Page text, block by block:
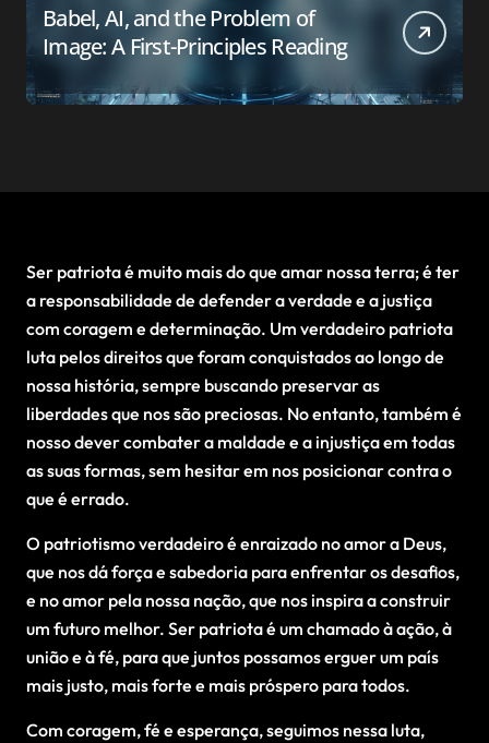
Babel, AI, and the Problem of
Image: A First-Principles Reading
Ser patriota é muito mais do que amar nossa terra; é ter
a responsabilidade de defender a verdade e a justiça
com coragem e determinação. Um verdadeiro patriota
luta pelos direitos que foram conquistados ao longo de
nossa história, sempre buscando preservar as
liberdades que nos são preciosas. No entanto, também é
nosso dever combater a maldade e a injustiça em todas
as suas formas, sem hesitar em nos posicionar contra o
que é errado.
O patriotismo verdadeiro é enraizado no amor a Deus,
que nos dá força e sabedoria para enfrentar os desafios,
e no amor pela nossa nação, que nos inspira a construir
um futuro melhor. Ser patriota é um chamado à ação, à
união e à fé, para que juntos possamos erguer um país
mais justo, mais forte e mais próspero para todos.
Com coragem, fé e esperança, seguimos nessa luta,